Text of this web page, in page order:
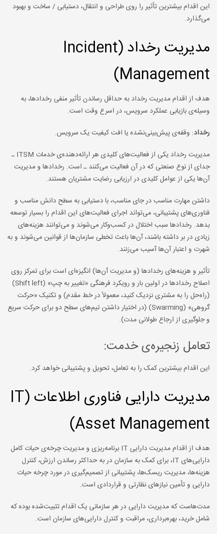
این اقدام بیشترین تأثیر را روی طراحی و انتقال، دستیابی / ساخت و بهبود
می‌گذارد.
مدیریت رخداد (Incident
Management)
هدف از اقدام مدیریت رخداد به حداقل رساندن تأثیر منفی رخدادها، به
وسیله‌ی بازیابی عملکرد سرویس، در اسرع وقت است.
رخداد: وقفه‌ی پیش‌بینی‌نشده یا افت کیفیت یک سرویس.
مدیریت رخداد یکی از فعالیت‌های کلیدی هر ارائه‌دهنده‌ی خدمات ITSM ـ
جدای از نوع صنعتی که در آن فعالیت می‌کنند ـ است. رخدادها و مدیریت
آن‌ها یکی از عوامل کلیدی در ارزیابی رضایت مشتریان هستند.
داشتن مهارت مناسب در جای مناسب، با دستیابی به سطح دانش مناسب و
فناوری‌های پشتیبانی، می‌تواند اجرای فعالیت‌های این اقدام را بسیار توسعه
بدهد. رخدادها سبب اختلال در کسب‌وکار می‌شوند و می‌توانند هزینه‌های
زیادی در بر داشته باشند، آن‌ها باعث تخطی سازمان‌ها از قوانین می‌شوند و به
شهرت و اعتبار آن‌ها آسیب می‌زنند.
تأثیر و هزینه‌های رخدادها (و مدیریت آن‌ها) انگیزه‌ای است برای تمرکز روی
اصلاح رخدادها در اولین بار و رویکرد فرهنگی «تغییر به چپ» (Shift left)
(راه‌حل را به مشتری نزدیک کنید، معمولاً در خط مقدم) و تکنیک «حرکت
گروهی» (Swarming) (در اختیار داشتن تیم‌های سطح دو برای حرکت سریع
و جلوگیری از ارجاع طولانی مدت).
تعامل زنجیره‌ی خدمت:
این اقدام بیشترین کمک را به تعامل، تحویل و پشتیبانی خواهد کرد.
مدیریت دارایی فناوری اطلاعات (IT
Asset Management)
هدف از اقدام مدیریت دارایی IT برنامه‌ریزی و مدیریت چرخه‌ی حیات کامل
دارایی‌های IT، برای کمک به سازمان‌ در به حداکثر رساندن ارزش، کنترل
هزینه‌ها، مدیریت ریسک‌ها، پشتیبانی از تصمیم‌گیری در مورد چرخه حیات
دارایی و تأمین نیازهای نظارتی و قراردادی است.
مدت‌هاست که مدیریت دارایی در هر سازمانی یک اقدام تثبیت‌شده بوده که
شامل خرید، بهره‌برداری، مراقبت و کنترل دارایی‌های سازمان است.